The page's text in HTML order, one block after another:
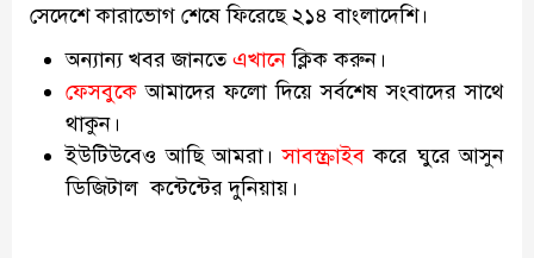
সেদেশে কারাভোগ শেষে ফিরেছে ২১৪ বাংলাদেশি।
অন্যান্য খবর জানতে এখানে ক্লিক করুন।
ফেসবুকে আমাদের ফলো দিয়ে সর্বশেষ সংবাদের সাথে
থাকুন।
ইউটিউবেও আছি আমরা। সাবস্ক্রাইব করে ঘুরে আসুন
ডিজিটাল কন্টেন্টের দুনিয়ায়।